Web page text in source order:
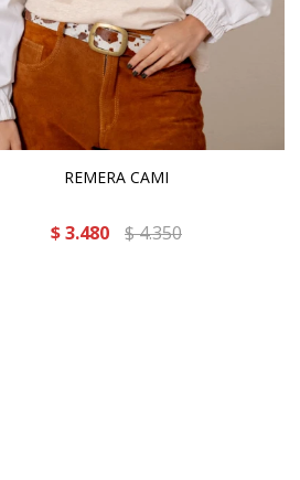
REMERA CAMI
$ 3.480 $4.350